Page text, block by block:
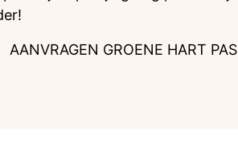
AANVRAGEN GROENE HART PAS